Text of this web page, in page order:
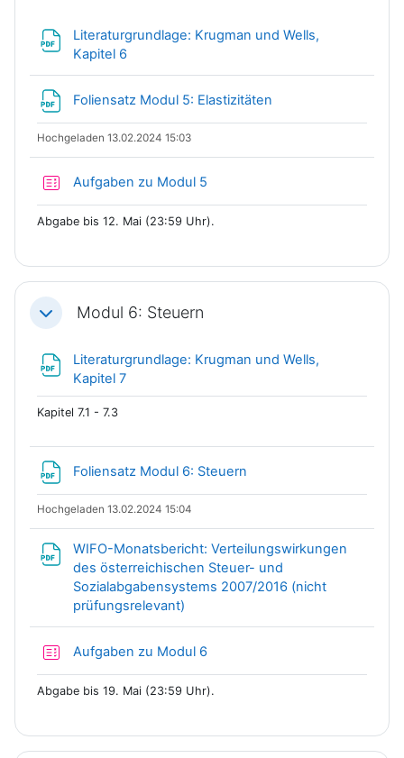
Literaturgrundlage: Krugman und Wells,
Kapitel 6
Foliensatz Modul 5: Elastizitäten
Hochgeladen 13.02.2024 15:03
Aufgaben zu Modul 5
Abgabe bis 12. Mai (23:59 Uhr).
EinklappenModul 6: Steuern
Literaturgrundlage: Krugman und Wells,
Kapitel 7
Kapitel 7.1 - 7.3
Foliensatz Modul 6: Steuern
Hochgeladen 13.02.2024 15:04
WIFO-Monatsbericht: Verteilungswirkungen
des österreichischen Steuer- und
Sozialabgabensystems 2007/2016 (nicht
prüfungsrelevant)
Aufgaben zu Modul 6Test
Abgabe bis 19. Mai (23:59 Uhr).